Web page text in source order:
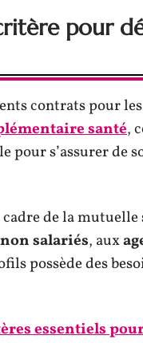
pour
contrats pour
santé,
pour s’assurer de
de la mutuelle
salariés, aux
possède des
essentiels